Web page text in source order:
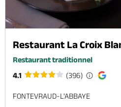
Restaurant La Croix
Restaurant traditionnel
4.1
(396)
FONTEVRAUD-L'ABBAYE